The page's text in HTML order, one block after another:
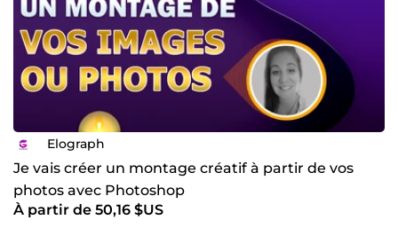
Elograph
Je vais créer un montage créatif à partir de vos
photos avec Photoshop
À partir de 50,16 $US